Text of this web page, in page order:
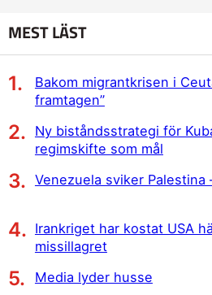
MEST LÄST
Bakom migrantkrisen i
framtagen”
Ny biståndsstrategi för
regimskifte som mål
Venezuela sviker Palestina
Irankriget har kostat USA
missillagret
Media lyder husse